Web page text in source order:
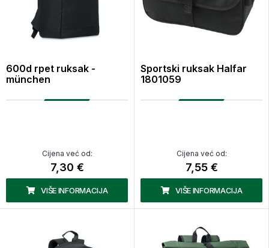
600d rpet ruksak -
münchen
Cijena već od:
7,30 €
VIŠE INFORMACIJA
Sportski ruksak Halfar
1801059
Cijena već od:
7,55 €
VIŠE INFORMACIJA